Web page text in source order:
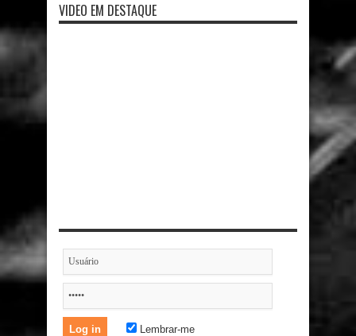
VIDEO EM DESTAQUE
Lembrar-me